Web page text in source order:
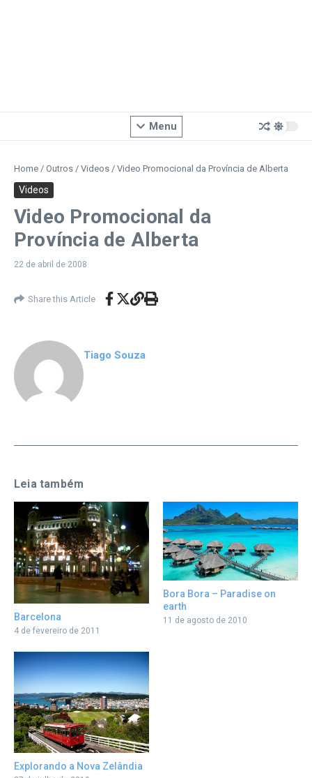
Menu
Home / Outros / Videos / Video Promocional da Província de Alberta
Videos
Video Promocional da
Província de Alberta
22 de abril de 2008
Share this Article
Tiago Souza
Leia também
Barcelona
4 de fevereiro de 2011
Bora Bora – Paradise on
earth
11 de agosto de 2010
Explorando a Nova Zelândia